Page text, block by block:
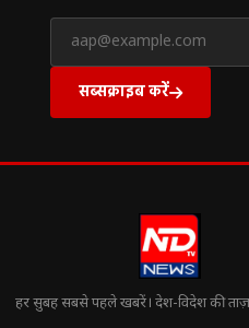
सब्सक्राइब करें
हर सुबह सबसे पहले खबरें। देश-विदेश की